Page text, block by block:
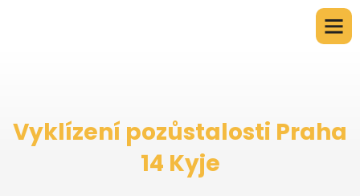
Vyklízení pozůstalosti Praha
14 Kyje